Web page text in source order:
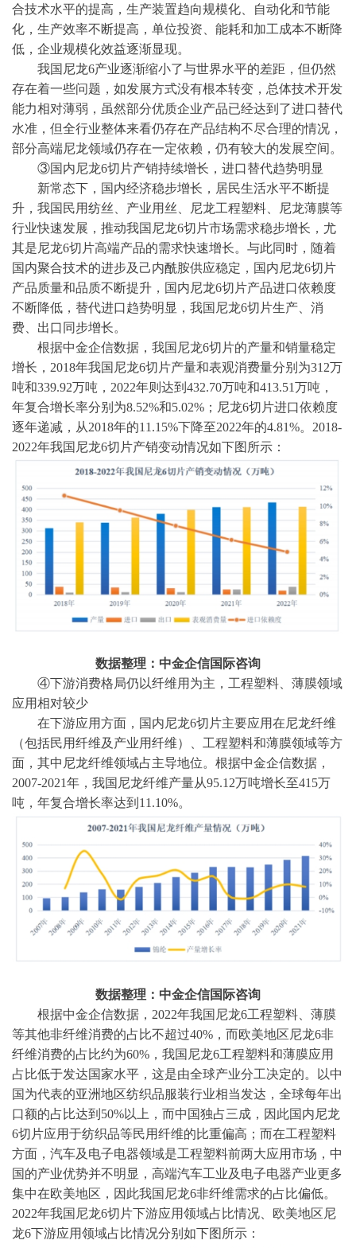
合技术水平的提高，生产装置趋向规模化、自动化和节能
化，生产效率不断提高，单位投资、能耗和加工成本不断降
低，企业规模化效益逐渐显现。
我国尼龙6产业逐渐缩小了与世界水平的差距，但仍然
存在着一些问题，如发展方式没有根本转变，总体技术开发
能力相对薄弱，虽然部分优质企业产品已经达到了进口替代
水准，但全行业整体来看仍存在产品结构不尽合理的情况，
部分高端尼龙领域仍存在一定依赖，仍有较大的发展空间。
③国内尼龙6切片产销持续增长，进口替代趋势明显
新常态下，国内经济稳步增长，居民生活水平不断提
升，我国民用纺丝、产业用丝、尼龙工程塑料、尼龙薄膜等
行业快速发展，推动我国尼龙6切片市场需求稳步增长，尤
其是尼龙6切片高端产品的需求快速增长。与此同时，随着
国内聚合技术的进步及己内酰胺供应稳定，国内尼龙6切片
产品质量和品质不断提升，国内尼龙6切片产品进口依赖度
不断降低，替代进口趋势明显，我国尼龙6切片生产、消
费、出口同步增长。
根据中金企信数据 ，我国尼龙6切片的产量和销量稳定
增长，2018年我国尼龙6切片产量和表观消费量分别为312万
吨和339.92万吨，2022年则达到432.70万吨和413.51万吨，
年复合增长率分别为8.52%和5.02%；尼龙6切片进口依赖度
逐年递减，从2018年的11.15%下降至2022年的4.81%。2018-
2022年我国尼龙6切片产销变动情况如下图所示：
数据整理：中金企信国际咨询
④下游消费格局仍以纤维用为主，工程塑料、薄膜领域
应用相对较少
在下游应用方面，国内尼龙6切片主要应用在尼龙纤维
（包括民用纤维及产业用纤维）、工程塑料和薄膜领域等方
面，其中尼龙纤维领域占主导地位。根据中金企信数据 ，
2007-2021年，我国尼龙纤维产量从95.12万吨增长至415万
吨，年复合增长率达到11.10%。
数据整理：中金企信国际咨询
根据中金企信数据 ， 2022年我国尼龙6工程塑料、薄膜
等其他非纤维消费的占比不超过40%，而欧美地区尼龙6非
纤维消费的占比约为60%，我国尼龙6工程塑料和薄膜应用
占比低于发达国家水平，这是由全球产业分工决定的。以中
国为代表的亚洲地区纺织品服装行业相当发达，全球每年出
口额的占比达到50%以上，而中国独占三成，因此国内尼龙
6切片应用于纺织品等民用纤维的比重偏高；而在工程塑料
方面，汽车及电子电器领域是工程塑料前两大应用市场，中
国的产业优势并不明显，高端汽车工业及电子电器产业更多
集中在欧美地区，因此我国尼龙6非纤维需求的占比偏低。
2022年我国尼龙6切片下游应用领域占比情况、欧美地区尼
龙6下游应用领域占比情况分别如下图所示：